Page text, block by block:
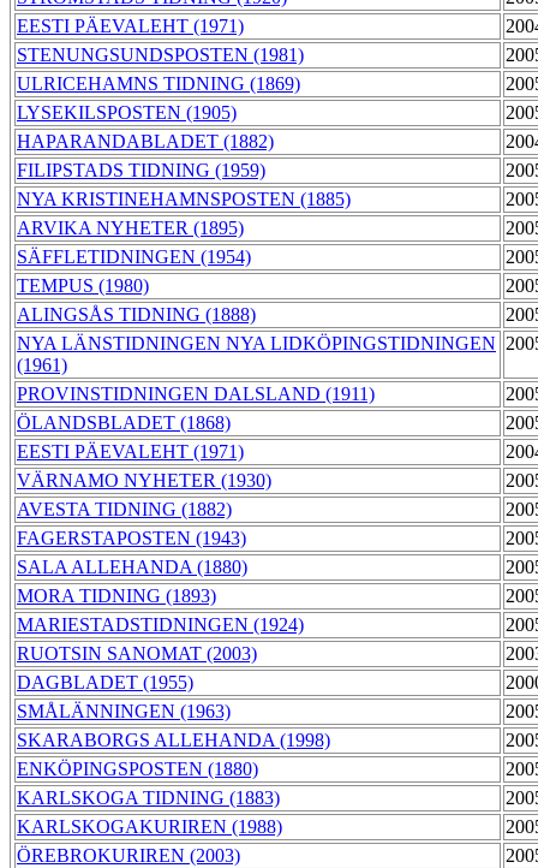
EESTI PÄEVALEHT (1971)
STENUNGSUNDSPOSTEN (1981)
ULRICEHAMNS TIDNING (1869)
LYSEKILSPOSTEN (1905)
HAPARANDABLADET (1882)
FILIPSTADS TIDNING (1959)
NYA KRISTINEHAMNSPOSTEN (1885)
ARVIKA NYHETER (1895)
SÄFFLETIDNINGEN (1954)
TEMPUS (1980)
ALINGSÅS TIDNING (1888)
NYA LÄNSTIDNINGEN NYA LIDKÖPINGSTIDNINGEN
(1961)
PROVINSTIDNINGEN DALSLAND (1911)
ÖLANDSBLADET (1868)
EESTI PÄEVALEHT (1971)
VÄRNAMO NYHETER (1930)
AVESTA TIDNING (1882)
FAGERSTAPOSTEN (1943)
SALA ALLEHANDA (1880)
MORA TIDNING (1893)
MARIESTADSTIDNINGEN (1924)
RUOTSIN SANOMAT (2003)
DAGBLADET (1955)
SMÅLÄNNINGEN (1963)
SKARABORGS ALLEHANDA (1998)
ENKÖPINGSPOSTEN (1880)
KARLSKOGA TIDNING (1883)
KARLSKOGAKURIREN (1988)
ÖREBROKURIREN (2003)